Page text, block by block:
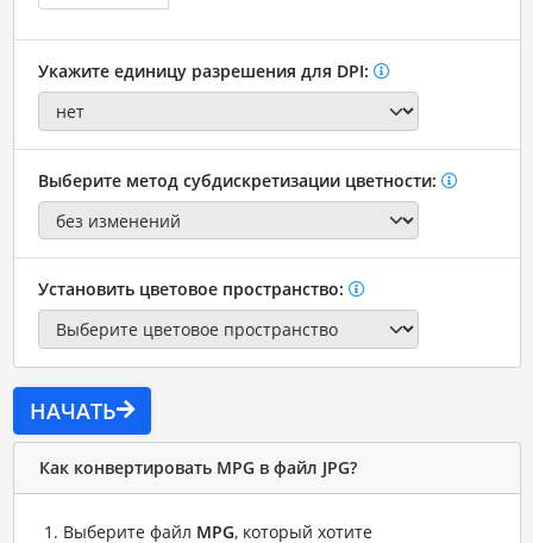
Укажите единицу разрешения для DPI:
Выберите метод субдискретизации цветности:
Установить цветовое пространство:
НАЧАТЬ
Как конвертировать MPG в файл JPG?
Выберите файл MPG, который хотите